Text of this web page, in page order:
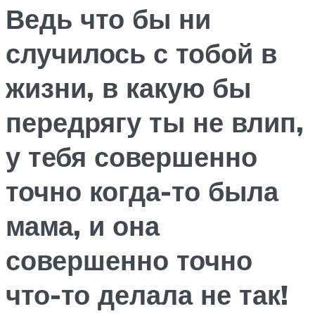
Ведь что бы ни
случилось с тобой в
жизни, в какую бы
передрягу ты не влип,
у тебя совершенно
точно когда-то была
мама, и она
совершенно точно
что-то делала не так!